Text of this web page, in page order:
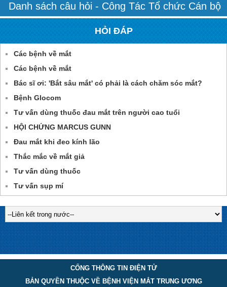
Danh sách câu hỏi - Công Tác Tổ chức Cán bộ
HỎI ĐÁP
Các bệnh về mắt
Các bệnh về mắt
Bác sĩ ơi: 'Bắt sâu mắt' có phải là cách chăm sóc mắt?
Bệnh Glocom
Tư vấn dùng thuốc đau mắt trên người cao tuổi
HỘI CHỨNG MARCUS GUNN
Đau mắt khi đeo kính lão
Thắc mắc về mắt giả
Tư vấn dùng thuốc
Tư vấn sụp mí
CỔNG THÔNG TIN ĐIỆN TỬ
BẢN QUYỀN THUỘC VỀ BỆNH VIỆN MẮT TRUNG ƯƠNG